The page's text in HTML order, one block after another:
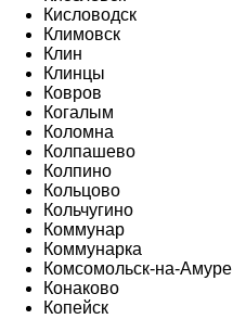
Кисловодск
Климовск
Клин
Клинцы
Ковров
Когалым
Коломна
Колпашево
Колпино
Кольцово
Кольчугино
Коммунар
Коммунарка
Комсомольск-на-Амуре
Конаково
Копейск